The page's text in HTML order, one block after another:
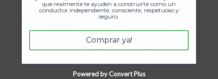
Ley 1696 de 2013: Conducir
bajo los efectos del alcohol en
Colombia puede costarte más
de lo que imaginas
que realmente te ayuden a construirte como un
conductor independiente, consciente, respetuoso y
seguro.
Comprar ya!
Powered by Convert Plus